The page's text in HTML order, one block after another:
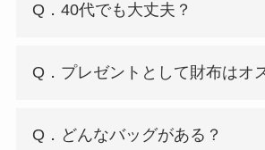
Q．40代でも大丈夫？
Q．プレゼントとして財布はオ
Q．どんなバッグがある？